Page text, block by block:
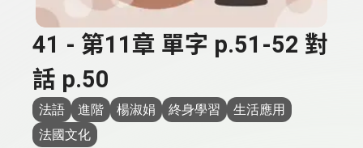
41 - 第11章 單字 p.51-52 對
話 p.50
法語 進階 楊淑娟 終身學習
生活應用
法國文化